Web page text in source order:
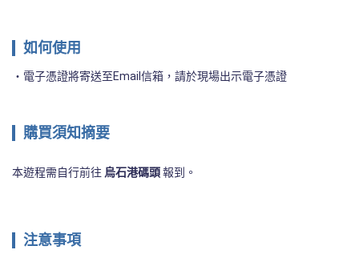
如何使用
電子憑證將寄送至Email信箱，請於現場出示電子憑證
購買須知摘要
本遊程需自行前往 烏石港碼頭 報到。
注意事項